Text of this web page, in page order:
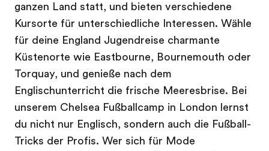
ganzen Land statt, und bieten verschiedene
Kursorte für unterschiedliche Interessen. Wähle
für deine England Jugendreise charmante
Küstenorte wie Eastbourne, Bournemouth oder
Torquay, und genieße nach dem
Englischunterricht die frische Meeresbrise. Bei
unserem Chelsea Fußballcamp in London lernst
du nicht nur Englisch, sondern auch die Fußball-
Tricks der Profis. Wer sich für Mode